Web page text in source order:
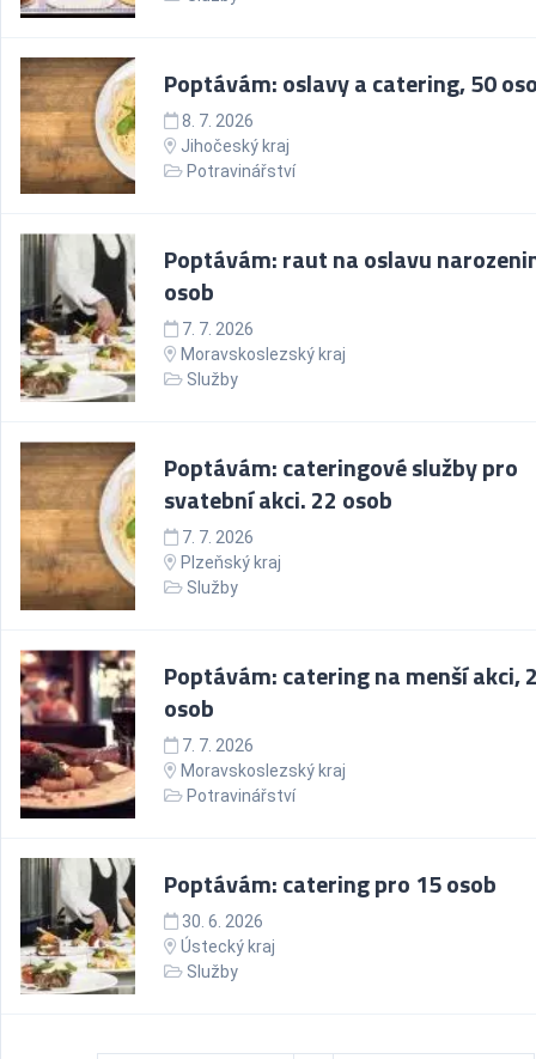
Poptávám: oslavy a catering, 50
8. 7. 2026
Jihočeský kraj
Potravinářství
Poptávám: raut na oslavu
osob
7. 7. 2026
Moravskoslezský kraj
Služby
Poptávám: cateringové služby pro
svatební akci. 22 osob
7. 7. 2026
Plzeňský kraj
Služby
Poptávám: catering na menší akci,
osob
7. 7. 2026
Moravskoslezský kraj
Potravinářství
Poptávám: catering pro 15 osob
30. 6. 2026
Ústecký kraj
Služby